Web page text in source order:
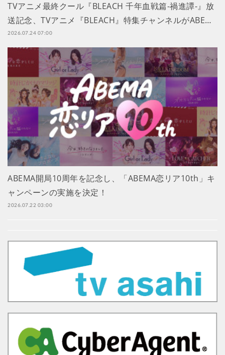
TVアニメ最終クール『BLEACH 千年血戦篇-禍進譚-』放
送記念、TVアニメ『BLEACH』特集チャンネルがABE…
2026.07.24 07:00
ABEMA開局10周年を記念し、「ABEMA恋リア10th」キ
ャンペーンの実施を決定！
2026.07.22 03:00